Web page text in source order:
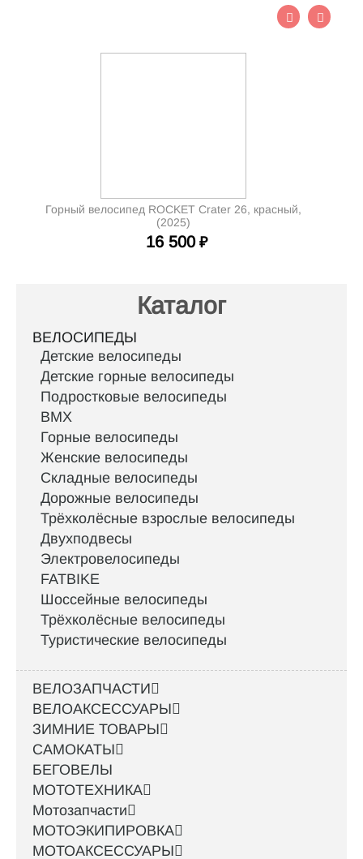
Горный велосипед ROCKET Crater 26, красный,
(2025)
16 500 ₽
Каталог
ВЕЛОСИПЕДЫ
Детские велосипеды
Детские горные велосипеды
Подростковые велосипеды
BMX
Горные велосипеды
Женские велосипеды
Складные велосипеды
Дорожные велосипеды
Трёхколёсные взрослые велосипеды
Двухподвесы
Электровелосипеды
FATBIKE
Шоссейные велосипеды
Трёхколёсные велосипеды
Туристические велосипеды
ВЕЛОЗАПЧАСТИ
ВЕЛОАКСЕССУАРЫ
ЗИМНИЕ ТОВАРЫ
САМОКАТЫ
БЕГОВЕЛЫ
МОТОТЕХНИКА
Мотозапчасти
МОТОЭКИПИРОВКА
МОТОАКСЕССУАРЫ